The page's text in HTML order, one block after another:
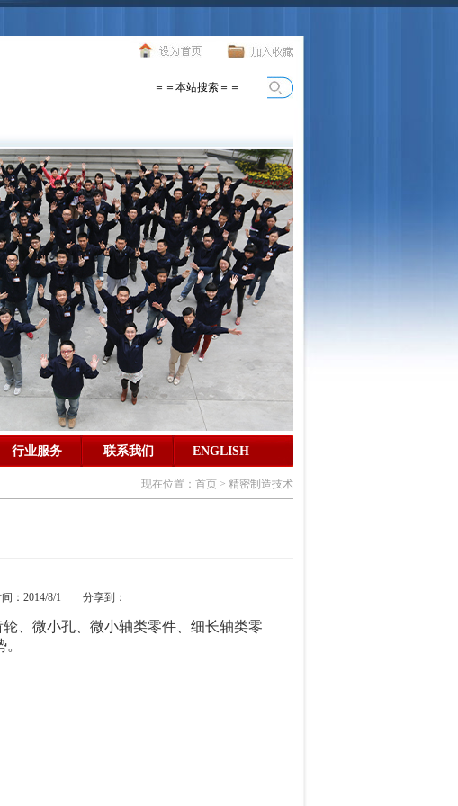
行业服务 联系我们 ENGLISH
现在位置：首页 > 精密制造技术
间：2014/8/1 分享到：
、微小孔、微小轴类零件、细长轴类零